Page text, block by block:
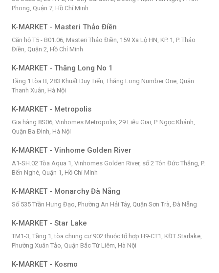
Phong, Quận 7, Hồ Chí Minh
K-MARKET - Masteri Thảo Điền
Căn hộ T5 - B01.06, Masteri Thảo Điền, 159 Xa Lộ HN, KP. 1, P. Thảo
Điền, Quận 2, Hồ Chí Minh
K-MARKET - Thăng Long No 1
Tầng 1 tòa B, 283 Khuất Duy Tiến, Thăng Long Number One, Quận
Thanh Xuân, Hà Nội
K-MARKET - Metropolis
Gia hàng 8S06, Vinhomes Metropolis, 29 Liễu Giai, P. Ngọc Khánh,
Quận Ba Đình, Hà Nội
K-MARKET - Vinhome Golden River
A1-SH.02 Tòa Aqua 1, Vinhomes Golden River, số 2 Tôn Đức Thắng, P.
Bến Nghé, Quận 1, Hồ Chí Minh
K-MARKET - Monarchy Đà Nẵng
Số 535 Trần Hưng Đạo, Phường An Hải Tây, Quận Sơn Trà, Đà Nẵng
K-MARKET - Star Lake
TM1-3, Tầng 1, tòa chung cư 902 thuộc tổ hợp H9-CT1, KĐT Starlake,
Phường Xuân Tảo, Quận Bắc Từ Liêm, Hà Nội
K-MARKET - Kosmo